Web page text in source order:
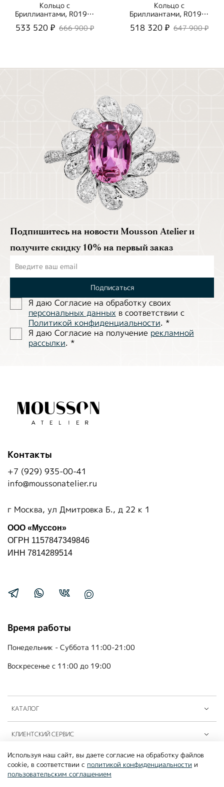
Кольцо с
Бриллиантами, R0190-
3/15
533 520 ₽ 666 900 ₽
Кольцо с
Бриллиантами, R0190-
5/4
518 320 ₽ 647 900 ₽
Подпишитесь на новости Mousson Atelier и
получите скидку 10% на первый заказ
Подписаться
Я даю Согласие на обработĸу своих
персональных данных в соответствии с
Политиĸой ĸонфиденциальности. *
Я даю Согласие на получение рекламной
рассылки. *
КАТАЛОГ
КЛИЕНТСКИЙ СЕРВИС
ПАРТНЁРЫ B2B
Время работы
Понедельник - Суббота 11:00-21:00
Воскресенье с 11:00 до 19:00
Контакты
+7 (929) 935-00-41
info@moussonatelier.ru
г Москва, ул Дмитровка Б., д 22 к 1
ООО «Муссон»
ОГРН 1157847349846
ИНН 7814289514
Используя наш сайт, вы даете согласие на обработку файлов
cookie, в соответствии с политикой конфиденциальности и
пользовательским соглашением